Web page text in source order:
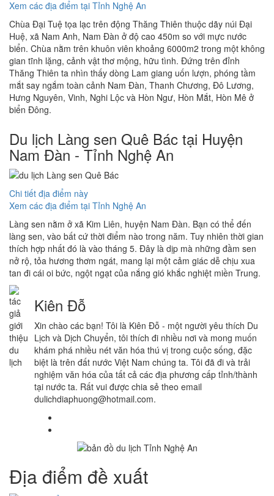
Xem các địa điểm tại Tỉnh Nghệ An
Chùa Đại Tuệ tọa lạc trên động Thăng Thiên thuộc dãy núi Đại
Huệ, xã Nam Anh, Nam Đàn ở độ cao 450m so với mực nước
biển. Chùa nằm trên khuôn viên khoảng 6000m2 trong một không
gian tĩnh lặng, cảnh vật thơ mộng, hữu tình. Đứng trên đỉnh
Thăng Thiên ta nhìn thấy dòng Lam giang uốn lượn, phóng tầm
mắt say ngắm toàn cảnh Nam Đàn, Thanh Chương, Đô Lương,
Hưng Nguyên, Vinh, Nghi Lộc và Hòn Ngư, Hòn Mắt, Hòn Mê ở
biển Đông.
Du lịch Làng sen Quê Bác tại Huyện
Nam Đàn - Tỉnh Nghệ An
Chi tiết địa điểm này
Xem các địa điểm tại Tỉnh Nghệ An
Làng sen nằm ở xã Kim Liên, huyện Nam Đàn. Bạn có thể đến
làng sen, vào bất cứ thời điểm nào trong năm. Tuy nhiên thời gian
thích hợp nhất đó là vào tháng 5. Đây là dịp mà những đầm sen
nở rộ, tỏa hương thơm ngát, mang lại một cảm giác dễ chịu xua
tan đi cái oi bức, ngột ngạt của nắng gió khắc nghiệt miền Trung.
Kiên Đỗ
Xin chào các bạn! Tôi là Kiên Đỗ - một người yêu thích Du
Lịch và Dịch Chuyển, tôi thích đi nhiều nơi và mong muốn
khám phá nhiều nét văn hóa thú vị trong cuộc sống, đặc
biệt là trên đất nước Việt Nam chúng ta. Tôi đã đi và trải
nghiệm văn hóa của tất cả các địa phương cấp tỉnh/thành
tại nước ta. Rất vui được chia sẻ theo email
dulichdiaphuong@hotmail.com.
Địa điểm đề xuất